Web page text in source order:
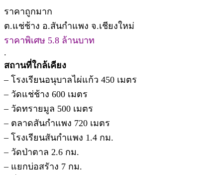
ราคาถูกมาก
ต.แช่ช้าง อ.สันกำแพง จ.เชียงใหม่
ราคาพิเศษ 5.8 ล้านบาท
.
สถานที่ใกล้เคียง
– โรงเรียนอนุบาลไผ่แก้ว 450 เมตร
– วัดแช่ช้าง 600 เมตร
– วัดทรายมูล 500 เมตร
– ตลาดสันกำแพง 720 เมตร
– โรงเรียนสันกำแพง 1.4 กม.
– วัดป่าตาล 2.6 กม.
– แยกบ่อสรัาง 7 กม.